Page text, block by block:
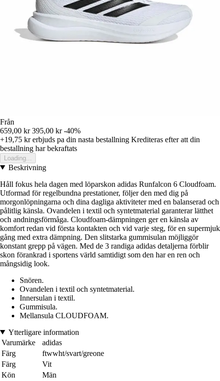
Från
659,00 kr 395,00 kr -40%
+19,75 krerbjuds pa din nasta bestallning Krediteras efter att din
bestallning har bekraftats
Loading...
Beskrivning
Håll fokus hela dagen med löparskon adidas Runfalcon 6 Cloudfoam.
Utformad för regelbundna prestationer, följer den med dig på
morgonlöpningarna och dina dagliga aktiviteter med en balanserad och
pålitlig känsla. Ovandelen i textil och syntetmaterial garanterar lätthet
och andningsförmåga. Cloudfoam-dämpningen ger en känsla av
komfort redan vid första kontakten och vid varje steg, för en supermjuk
gång med extra dämpning. Den slitstarka gummisulan möjliggör
konstant grepp på vägen. Med de 3 randiga adidas detaljerna förblir
skon förankrad i sportens värld samtidigt som den har en ren och
mångsidig look.
Snören.
Ovandelen i textil och syntetmaterial.
Innersulan i textil.
Gummisula.
Mellansula CLOUDFOAM.
Ytterligare information
Varumärke
adidas
Färg
ftwwht/svart/greone
Färg
Vit
Kön
Män